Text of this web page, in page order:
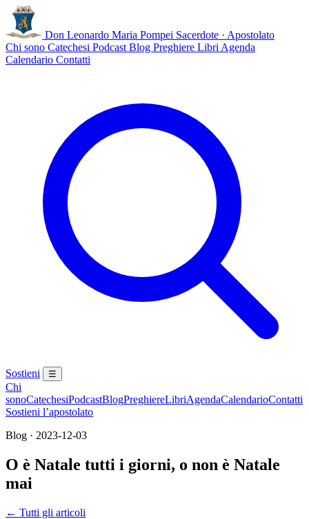
Don Leonardo Maria Pompei Sacerdote · Apostolato
Chi sono Catechesi Podcast Blog Preghiere Libri Agenda
Calendario Contatti
Sostieni ☰
Chi
sonoCatechesiPodcastBlogPreghiereLibriAgendaCalendarioContatti
Sostieni l’apostolato
Blog · 2023-12-03
O è Natale tutti i giorni, o non è Natale
mai
← Tutti gli articoli